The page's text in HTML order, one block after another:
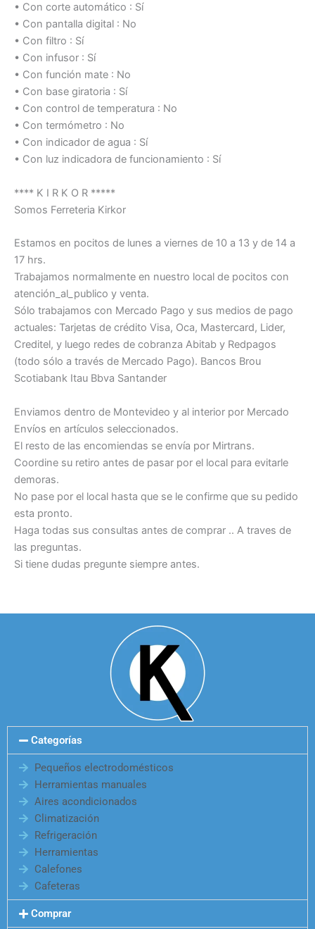
• Con corte automático : Sí
• Con pantalla digital : No
• Con filtro : Sí
• Con infusor : Sí
• Con función mate : No
• Con base giratoria : Sí
• Con control de temperatura : No
• Con termómetro : No
• Con indicador de agua : Sí
• Con luz indicadora de funcionamiento : Sí
**** K I R K O R *****
Somos Ferreteria Kirkor
Estamos en pocitos de lunes a viernes de 10 a 13 y de 14 a
17 hrs.
Trabajamos normalmente en nuestro local de pocitos con
atención_al_publico y venta.
Sólo trabajamos con Mercado Pago y sus medios de pago
actuales: Tarjetas de crédito Visa, Oca, Mastercard, Lider,
Creditel, y luego redes de cobranza Abitab y Redpagos
(todo sólo a través de Mercado Pago). Bancos Brou
Scotiabank Itau Bbva Santander
Enviamos dentro de Montevideo y al interior por Mercado
Envíos en artículos seleccionados.
El resto de las encomiendas se envía por Mirtrans.
Coordine su retiro antes de pasar por el local para evitarle
demoras.
No pase por el local hasta que se le confirme que su pedido
esta pronto.
Haga todas sus consultas antes de comprar .. A traves de
las preguntas.
Si tiene dudas pregunte siempre antes.
Categorías
Pequeños electrodomésticos
Herramientas manuales
Aires acondicionados
Climatización
Refrigeración
Herramientas
Calefones
Cafeteras
Comprar